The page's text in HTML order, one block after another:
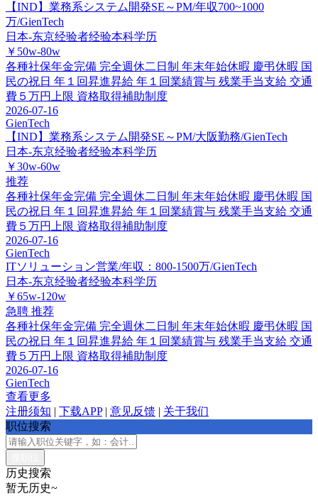
【IND】業務系システム開発SE～PM/年収700~1000
万/GienTech
日本-东京经验者经验本科学历
￥50w-80w
各種社保年金完備 完全週休二日制 年末年始休暇 慶弔休暇 国
民の祝日 年１回昇進昇給 年１回業績賞与 残業手当支給 交通
費５万円上限 資格取得補助制度
2026-07-16
GienTech
【IND】業務系システム開発SE～PM/大阪勤務/GienTech
日本-东京经验者经验本科学历
￥30w-60w
推荐
各種社保年金完備 完全週休二日制 年末年始休暇 慶弔休暇 国
民の祝日 年１回昇進昇給 年１回業績賞与 残業手当支給 交通
費５万円上限 資格取得補助制度
2026-07-16
GienTech
ITソリューション営業/年収：800-1500万/GienTech
日本-东京经验者经验本科学历
￥65w-120w
急聘 推荐
各種社保年金完備 完全週休二日制 年末年始休暇 慶弔休暇 国
民の祝日 年１回昇進昇給 年１回業績賞与 残業手当支給 交通
費５万円上限 資格取得補助制度
2026-07-16
GienTech
查看更多
注册须知 | 下载APP | 意见反馈 | 关于我们
职位搜索
历史搜索
暂无历史~